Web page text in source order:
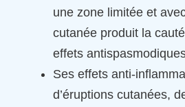
une zone limitée et
cutanée produit la
effets
Ses effets anti-
d’éruptions cutanées,